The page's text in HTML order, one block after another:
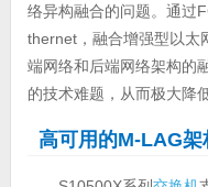
络异构融合的问题。通过
thernet，融合增强型以太
端网络和后端网络架构的
的技术难题，从而极大降
高可用的M-LAG架